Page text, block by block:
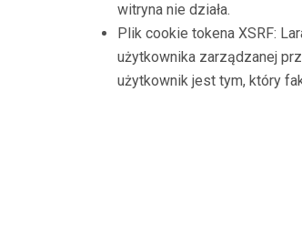
witryna nie działa.
Plik cookie tokena XSRF:
użytkownika zarządzanej
użytkownik jest tym, który